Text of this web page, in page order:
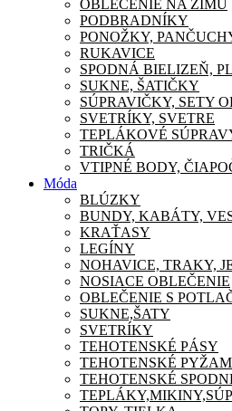
OBLEČENIE NA ZIMU
PODBRADNÍKY
PONOŽKY,
RUKAVICE
SPODNÁ BIELIZEŇ,
SUKNE, ŠATIČKY
SÚPRAVIČKY, SETY
SVETRÍKY, SVETRE
TEPLÁKOVÉ
TRIČKÁ
VTIPNÉ BODY,
Móda
BLÚZKY
BUNDY, KABÁTY,
KRAŤASY
LEGÍNY
NOHAVICE, TRAKY,
NOSIACE OBLEČENIE
OBLEČENIE S
SUKNE,ŠATY
SVETRÍKY
TEHOTENSKÉ PÁSY
TEHOTENSKÉ
TEHOTENSKÉ